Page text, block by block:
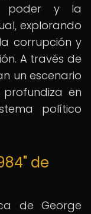
poder y la
explorando
corrupción y
A través de
un escenario
en
político
de
de George